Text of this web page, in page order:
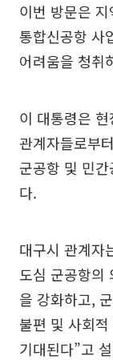
이번 방문은
통합신공항 사
어려움을 청취
이 대통령은
관계자들로부
군공항 및 민
다.
대구시 관계자
도심 군공항의
을 강화하고,
불편 및 사회
기대된다”고